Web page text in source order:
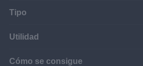
Tipo
Utilidad
Cómo se consigue